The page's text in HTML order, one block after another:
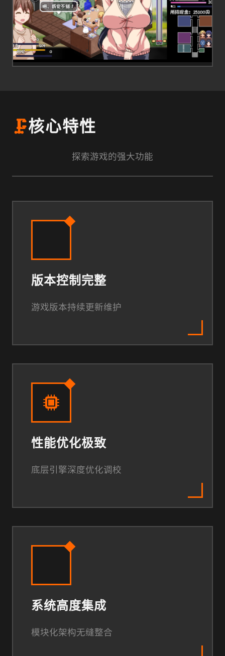
🗜️核心特性
探索游戏的强大功能
版本控制完整
游戏版本持续更新维护
性能优化极致
底层引擎深度优化调校
系统高度集成
模块化架构无缝整合